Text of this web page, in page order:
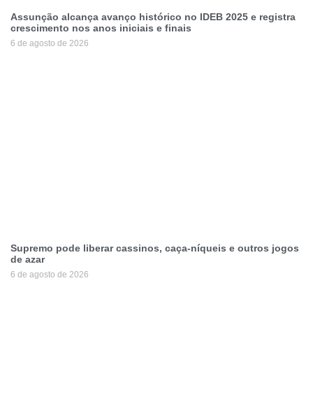
Assunção alcança avanço histórico no IDEB 2025 e registra
crescimento nos anos iniciais e finais
6 de agosto de 2026
Supremo pode liberar cassinos, caça-níqueis e outros jogos
de azar
6 de agosto de 2026